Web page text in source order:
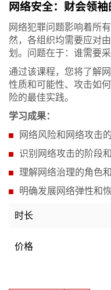
网络安全：财会领
网络犯罪问题影响着所
然，各组织均需要应对
划。问题在于：谁需要
通过该课程，您将了解
性质和可能性、攻击如
险的最佳实践。
学习成果：
网络风险和网络攻击
识别网络攻击的阶段
理解网络治理的角色
明确发展网络弹性和
时长
价格